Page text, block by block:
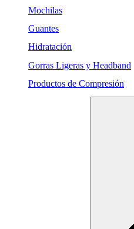
Mochilas
Guantes
Hidratación
Gorras Ligeras y Headband
Productos de Compresión